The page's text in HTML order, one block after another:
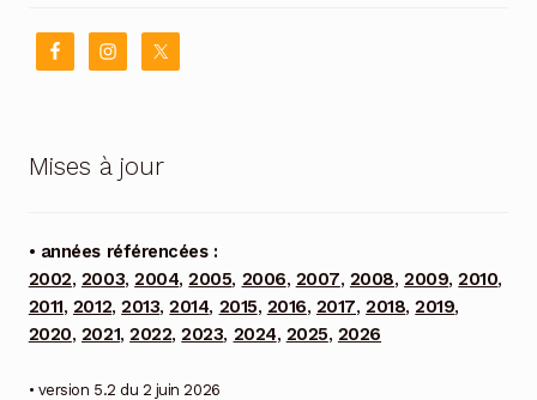
Mises à jour
• années référencées :
2002, 2003,2004,2005, 2006, 2007, 2008,2009,2010,
2011, 2012,2013,2014, 2015, 2016, 2017,2018,2019,
2020, 2021,2022,2023, 2024, 2025, 2026
• version 5.2 du 2 juin 2026